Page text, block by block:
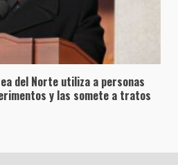
del Norte utiliza a personas
y las somete a tratos